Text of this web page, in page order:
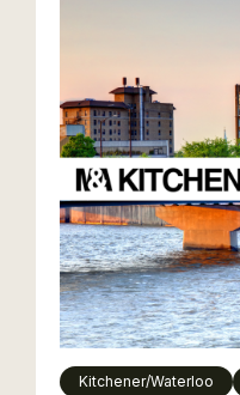
Kitchener/Waterloo